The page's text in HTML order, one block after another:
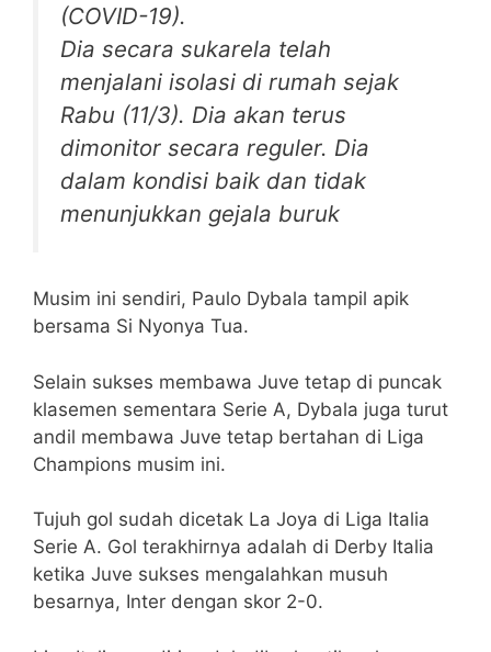
(COVID-19).
Dia secara sukarela telah
menjalani isolasi di rumah sejak
Rabu (11/3). Dia akan terus
dimonitor secara reguler. Dia
dalam kondisi baik dan tidak
menunjukkan gejala buruk
Musim ini sendiri, Paulo Dybala tampil apik
bersama Si Nyonya Tua.
Selain sukses membawa Juve tetap di puncak
klasemen sementara Serie A, Dybala juga turut
andil membawa Juve tetap bertahan di Liga
Champions musim ini.
Tujuh gol sudah dicetak La Joya di Liga Italia
Serie A. Gol terakhirnya adalah di Derby Italia
ketika Juve sukses mengalahkan musuh
besarnya, Inter dengan skor 2-0.